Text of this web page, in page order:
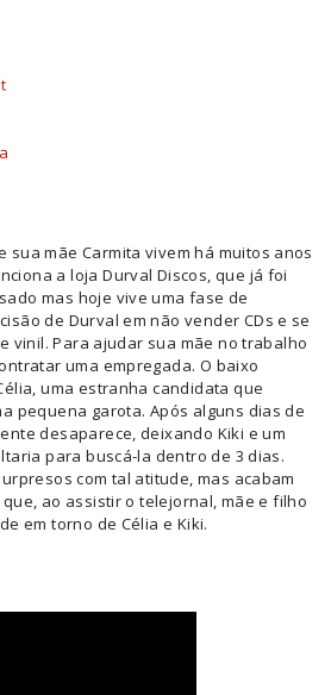
sua mãe Carmita vivem há muitos anos
a loja Durval Discos, que já foi
mas hoje vive uma fase de
de Durval em não vender CDs e se
vinil. Para ajudar sua mãe no trabalho
uma empregada. O baixo
uma estranha candidata que
pequena garota. Após alguns dias de
desaparece, deixando Kiki e um
para buscá-la dentro de 3 dias.
com tal atitude, mas acabam
ao assistir o telejornal, mãe e filho
em torno de Célia e Kiki.